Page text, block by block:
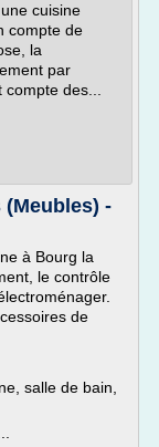
cuisine
compte de
la
par
des...
-
à Bourg la
le contrôle
de
salle de bain,